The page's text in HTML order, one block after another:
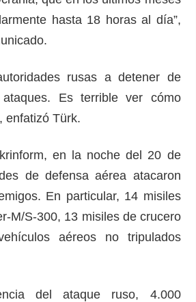
hasta 18 horas al día”,
rusas a detener de
Es terrible ver cómo
enfatizó Türk.
en la noche del 20 de
de defensa aérea atacaron
En particular, 14 misiles
M/S-300, 13 misiles de crucero
aéreos no tripulados
del ataque ruso, 4.000